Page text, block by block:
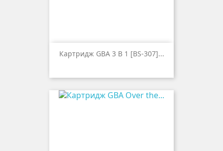
Картридж GBA 3 В 1 [BS-307]...